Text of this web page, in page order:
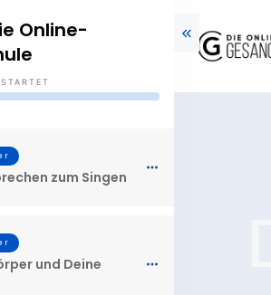
Online-
zum Singen
und Deine